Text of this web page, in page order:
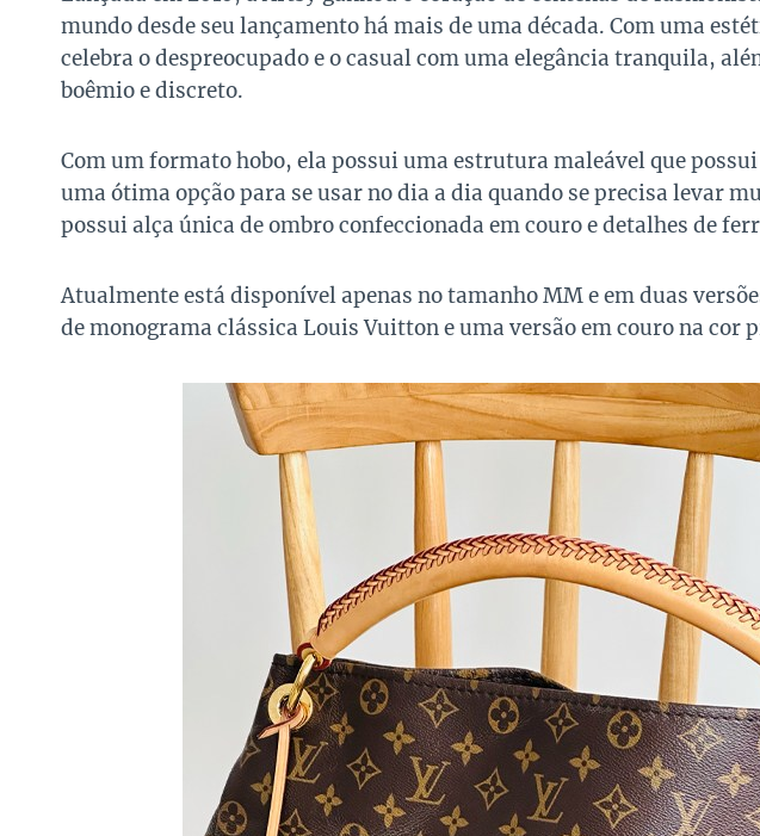
mundo desde seu lançamento há mais de uma década. Com uma
celebra o despreocupado e o casual com uma elegância tranquila,
boêmio e discreto.
Com um formato hobo, ela possui uma estrutura maleável que
uma ótima opção para se usar no dia a dia quando se precisa levar
possui alça única de ombro confeccionada em couro e detalhes de
Atualmente está disponível apenas no tamanho MM e em duas
de monograma clássica Louis Vuitton e uma versão em couro na cor